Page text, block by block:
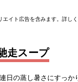
イト広告を含みます。詳し
走スープ
日の蒸し暑さにすっか